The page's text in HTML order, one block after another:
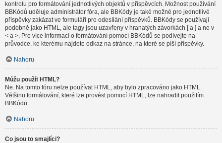
kontrolu pro formátování jednotlivých objektů v příspěvcích. Možnost používání
BBKódů uděluje administrátor fóra, ale BBKódy je také možné pro jednotlivé
příspěvky zakázat ve formuláři pro odesílání příspěvků. BBKódy se používají
podobně jako HTML, ale tagy jsou uzavřeny v hranatých závorkách [ a ] a ne v
< a >. Pro více informací o formátování pomocí BBKódů se podívejte na
průvodce, ke kterému najdete odkaz na stránce, na které se píší příspěvky.
Nahoru
Můžu použít HTML?
Ne. Na tomto fóru nelze používat HTML, aby bylo zpracováno jako HTML.
Většinu formátování, které lze provést pomocí HTML, lze nahradit použitím
BBKódů.
Nahoru
Co jsou to smajlíci?